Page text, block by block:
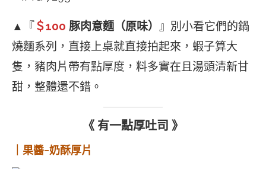
▲『＄100 豚肉意麵（原味）
』別小看它們的鍋
燒麵系列，直接上桌就直接拍起來，蝦子算大
隻，豬肉片帶有點厚度，料多實在且湯頭清新甘
甜，整體還不錯。
《 有一點厚吐司 》
｜果醬-奶酥厚片